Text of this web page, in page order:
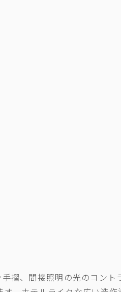
摺、間接照明の光のコント